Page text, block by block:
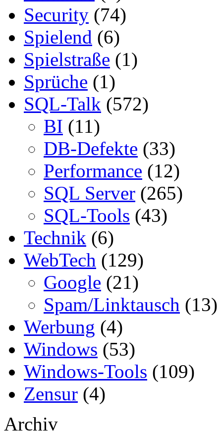
Security (74)
Spielend (6)
Spielstraße (1)
Sprüche (1)
SQL-Talk (572)
BI (11)
DB-Defekte (33)
Performance (12)
SQL Server (265)
SQL-Tools (43)
Technik (6)
WebTech (129)
Google (21)
Spam/Linktausch (13)
Werbung (4)
Windows (53)
Windows-Tools (109)
Zensur (4)
Archiv